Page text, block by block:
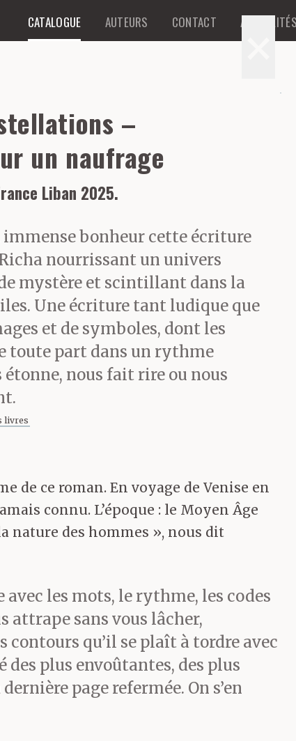
CATALOGUE AUTEURS CONTACT
–
un naufrage
Liban 2025.
immense bonheur cette écriture
nourrissant un univers
mystère et scintillant dans la
Une écriture tant ludique que
et de symboles, dont les
toute part dans un rythme
étonne, nous fait rire ou nous
livres
de ce roman. En voyage de Venise en
connu. L’époque : le Moyen Âge
nature des hommes », nous dit
les mots, le rythme, les codes
attrape sans vous lâcher,
qu’il se plaît à tordre avec
plus envoûtantes, des plus
page refermée. On s’en